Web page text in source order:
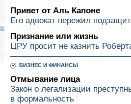
Привет от Аль Капоне
Его адвокат пережил
Признание или жизнь
ЦРУ просит не казнить
БИЗНЕС И ФИНАНСЫ
Отмывание лица
Закон о легализации
в формальность